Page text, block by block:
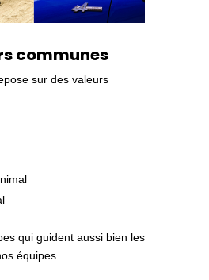
communes
sur des valeurs
qui guident aussi bien les
équipes.